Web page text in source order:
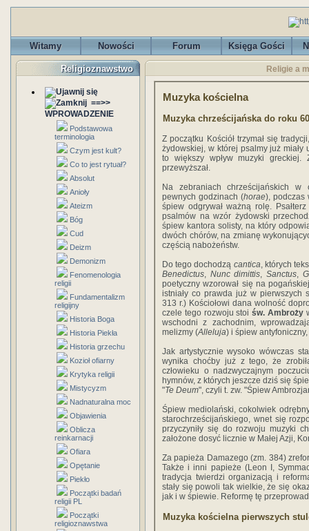
Witamy Nowości Forum Księga Gości
Religioznawstwo
==>>
WPROWADZENIE
Podstawowa
terminologia
Czym jest kult?
Co to jest rytuał?
Absolut
Anioły
Ateizm
Bóg
Cud
Deizm
Demonizm
Fenomenologia
religii
Fundamentalizm
religijny
Historia Boga
Historia Piekła
Historia grzechu
Kozioł ofiarny
Krytyka religii
Mistycyzm
Nadnaturalna moc
Objawienia
Oblicza
reinkarnacji
Ofiara
Opętanie
Piekło
Początki badań
religii PL
Początki
religioznawstwa
Religie a
Muzyka kościelna
Muzyka chrześcijańska do roku
Z początku Kościół trzymał się
żydowskiej, w której psalmy już
to większy wpływ muzyki
przewyższał.
Na zebraniach chrześcijańskich w
pewnych godzinach (horae), podczas
śpiew odgrywał ważną rolę.
psalmów na wzór żydowski
śpiew kantora solisty, na który
dwóch chórów, na zmianę
częścią nabożeństw.
Do tego dochodzą cantica, których
Benedictus, Nunc dimittis,Sanctus,
poetyczny wzorował się na
istniały co prawda już w pierwszych
313 r.) Kościołowi dana wolność
czele tego rozwoju stoiśw. Ambroży
wschodni z zachodnim,
melizmy (Alleluja) i śpiew
Jak artystycznie wysoko wówczas
wynika choćby już z tego, że
człowieku o nadzwyczajnym
hymnów, z których jeszcze dziś się
"Te Deum", czyli t. zw. "Śpiew
Śpiew mediolański, cokolwiek
starochrześcijańskiego, wnet się
przyczyniły się do rozwoju muzyki
założone dosyć licznie w Małej Azji,
Za papieża Damazego (zm. 384)
Także i inni papieże (Leon I,
tradycja twierdzi organizacją i
stały się powoli tak wielkie, że się
jak i w śpiewie. Reformę tę
Muzyka kościelna pierwszych